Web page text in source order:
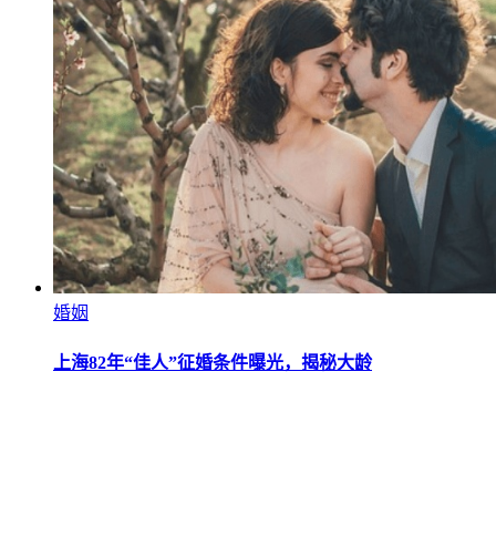
婚姻
上海82年“佳人”征婚条件曝光，揭秘大龄